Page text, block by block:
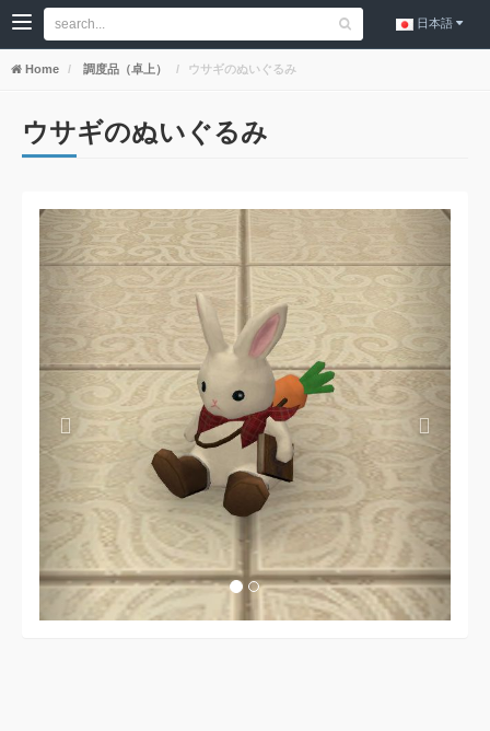
日本語
Home 調度品（卓上） ウサギのぬいぐるみ
ウサギのぬいぐるみ